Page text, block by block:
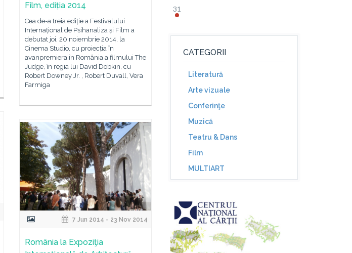
Film, ediția 2014
Cea de-a treia ediție a Festivalului
Internațional de Psihanaliza și Film a
debutat joi, 20 noiembrie 2014, la
Cinema Studio, cu proiecția în
avanpremiera în România a filmului The
Judge, în regia lui David Dobkin, cu
Robert Downey Jr. , Robert Duvall, Vera
Farmiga
7 Jun 2014 - 23 Nov 2014
România la Expoziţia
31
CATEGORII
Literatură
Arte vizuale
Conferinţe
Muzică
Teatru & Dans
Film
MULTIART